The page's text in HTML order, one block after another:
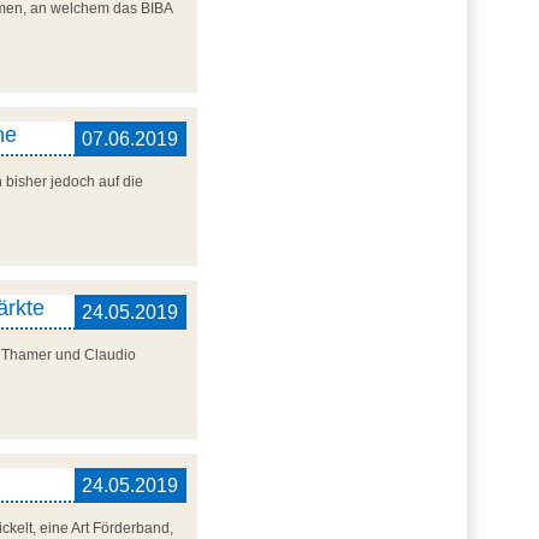
an welchem das BIBA
07.06.2019
bisher jedoch auf die
24.05.2019
und Claudio
24.05.2019
eine Art Förderband,